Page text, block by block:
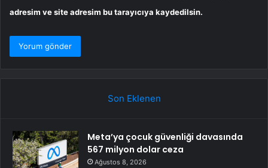
adresim ve site adresim bu tarayıcıya kaydedilsin.
Son Eklenen
Meta’ya çocuk güvenliği davasında
567 milyon dolar ceza
Ağustos 8, 2026